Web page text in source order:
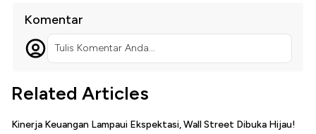
Komentar
Tulis Komentar Anda...
Related Articles
Kinerja Keuangan Lampaui Ekspektasi, Wall Street Dibuka Hijau!